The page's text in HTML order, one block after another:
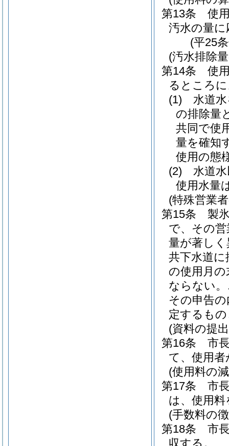
第13条
使
汚水の量に
(平25
(汚水排除
第14条
使
るところ
(1)
水道
の排除量
共同で使
量を確知
使用の態
(2)
水道
使用水量
(特殊営業
第15条
製
で、その
量が著し
共下水道
の使用月
ならない。
その申告
定するも
(資料の提
第16条
市
て、使用
(使用料の
第17条
市
は、使用
(手数料の
第18条
市
収する。